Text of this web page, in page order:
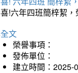
!六年四班簡梓絜
文
榮譽事項：
發佈單位：
建立時間：2025-